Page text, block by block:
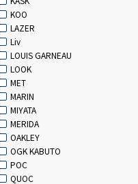
KOO
LAZER
Liv
LOUIS GARNEAU
LOOK
MET
MARIN
MIYATA
MERIDA
OAKLEY
OGK KABUTO
POC
QUOC